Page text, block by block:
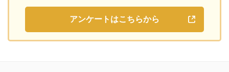
アンケートはこちらから